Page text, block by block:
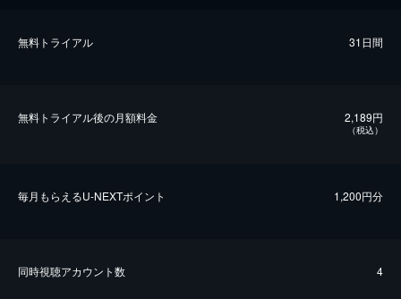
無料トライアル 31日間
無料トライアル後の⽉額料金 2,189円
（税込）
毎⽉もらえるU-NEXTポイント 1,200円分
同時視聴アカウント数 4